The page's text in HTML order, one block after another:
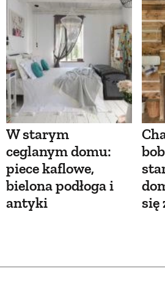
W starym
ceglanym domu:
piece kaflowe,
bielona podłoga i
antyki
się